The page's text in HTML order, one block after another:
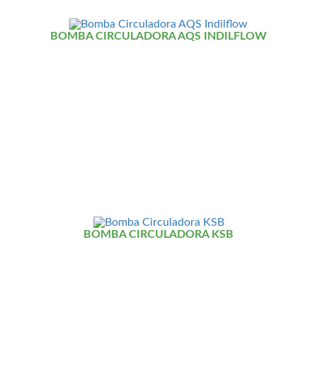
BOMBA CIRCULADORA AQS INDILFLOW
BOMBA CIRCULADORA KSB